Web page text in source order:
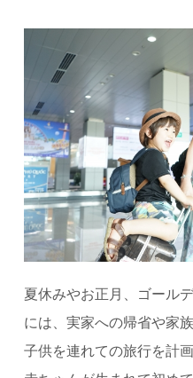
夏休みやお正月、ゴール
には、実家への帰省や家
子供を連れての旅行を計